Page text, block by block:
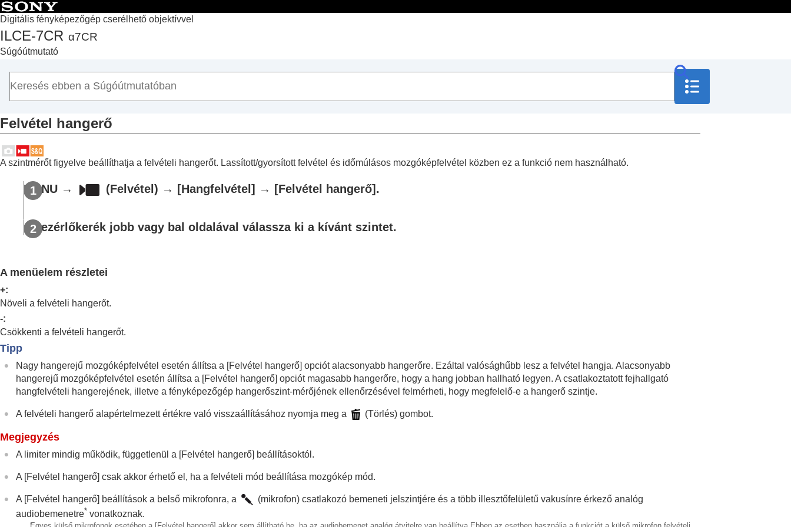
Digitális fényképezőgép cserélhető objektívvel
ILCE-7CR α7CR
Súgóútmutató
Lap teteje
A „Súgóútmutató” használata
A fényképezőgép használatával kapcsolatos megjegyzések
A fényképezőgép és a mellékelt tartozékok ellenőrzése
Alapvető műveletek
Funkciók keresése a MENU-ben
A fényképezési funkciók használata
A fejezet tartalma
Fókuszálás
A fókuszállítási funkciók használata
Az ISO-érzékenység kiválasztása
Log felvétel beállítások
Fényképezés képtovábbítási módokkal (folyamatos felvétel/önkioldó)
Önkioldó(mozgókép)
Időköz felv. funk.
Fényképezés nagy felbontással
A zár beállításai
A zoom használata
Az elmosódás csökkentése
Objektívkompenz.
(állókép/mozgókép)
Felvétel hangerő
A szintmérőt figyelve beállíthatja a felvételi hangerőt. Lassított/gyorsított felvétel és időmúlásos mozgóképfelvétel közben ez a funkció nem használható.
MENU → (Felvétel ) → [Hangfelvétel] → [Felvétel hangerő] .
A vezérlőkerék jobb vagy bal oldalával válassza ki a kívánt szintet.
A menüelem részletei
+:
Növeli a felvételi hangerőt.
-:
Csökkenti a felvételi hangerőt.
Tipp
Nagy hangerejű mozgóképfelvétel esetén állítsa a [Felvétel hangerő] opciót alacsonyabb hangerőre. Ezáltal valósághűbb lesz a felvétel hangja. Alacsonyabb
hangerejű mozgóképfelvétel esetén állítsa a [Felvétel hangerő] opciót magasabb hangerőre, hogy a hang jobban hallható legyen. A csatlakoztatott fejhallgató
hangfelvételi hangerejének, illetve a fényképezőgép hangerőszint-mérőjének ellenőrzésével felmérheti, hogy megfelelő-e a hangerő szintje.
A felvételi hangerő alapértelmezett értékre való visszaállításához nyomja meg a (Törlés) gombot.
Megjegyzés
A limiter mindig működik, függetlenül a [Felvétel hangerő] beállításoktól.
A [Felvétel hangerő] csak akkor érhető el, ha a felvételi mód beállítása mozgókép mód.
A [Felvétel hangerő] beállítások a belső mikrofonra, a
(mikrofon) csatlakozó bemeneti jelszintjére és a több illesztőfelületű vakusínre érkező analóg
audiobemenetre* vonatkoznak.
*